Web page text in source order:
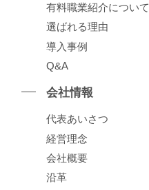
有料職業紹介について
選ばれる理由
導⼊事例
Q&A
会社情報
代表あいさつ
経営理念
会社概要
沿⾰